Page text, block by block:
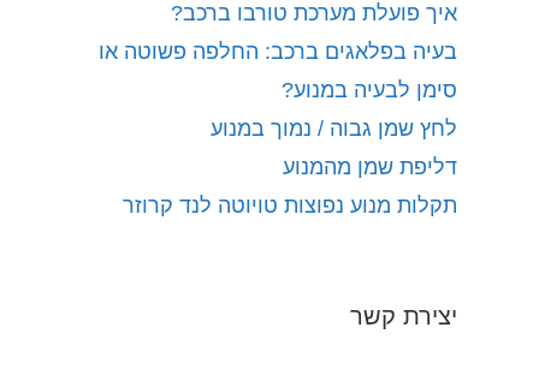
איך פועלת מערכת טורבו ברכב?
בעיה בפלאגים ברכב: החלפה פשוטה או
סימן לבעיה במנוע?
לחץ שמן גבוה / נמוך במנוע
דליפת שמן מהמנוע
תקלות מנוע נפוצות טויוטה לנד קרוזר
יצירת קשר